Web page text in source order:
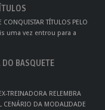
TÍTULOS PELO
uma vez entrou para a
BASQUETE
TREINADORA RELEMBRA
CENÁRIO DA MODALIDADE